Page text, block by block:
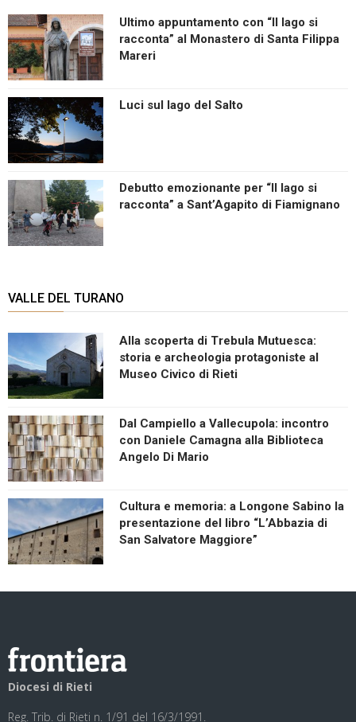
Ultimo appuntamento con “Il lago si
racconta” al Monastero di Santa Filippa
Mareri
Luci sul lago del Salto
Debutto emozionante per “Il lago si
racconta” a Sant’Agapito di Fiamignano
VALLE DEL TURANO
Alla scoperta di Trebula Mutuesca:
storia e archeologia protagoniste al
Museo Civico di Rieti
Dal Campiello a Vallecupola: incontro
con Daniele Camagna alla Biblioteca
Angelo Di Mario
Cultura e memoria: a Longone Sabino la
presentazione del libro “L’Abbazia di
San Salvatore Maggiore”
Diocesi di Rieti
Reg. Trib. di Rieti n. 1/91 del 16/3/1991.